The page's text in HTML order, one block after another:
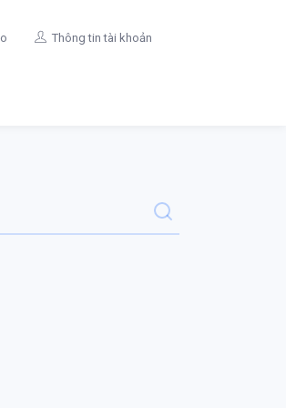
Thông tin tài khoản